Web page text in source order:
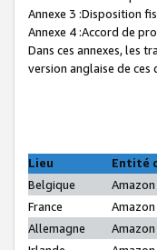
Annexe 3 :Disposition
Annexe 4 :Accord de
Dans ces annexes, les
version anglaise de ces
Lieu
Entité
Belgique
Amazon
France
Allemagne
Amazon